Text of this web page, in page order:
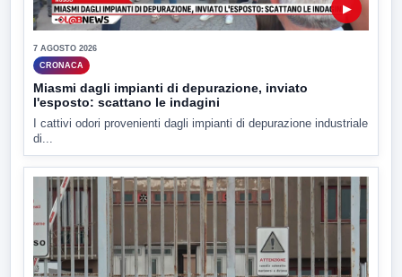
▶
7 AGOSTO 2026
CRONACA
Miasmi dagli impianti di depurazione, inviato
l'esposto: scattano le indagini
I cattivi odori provenienti dagli impianti di depurazione industriale
di...